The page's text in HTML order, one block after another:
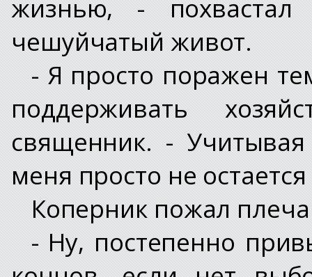
жизнью, - похвастал
чешуйчатый живот.
- Я просто поражен
поддерживать
священник. -
меня просто не
Коперник пожал
- Ну, постепенно